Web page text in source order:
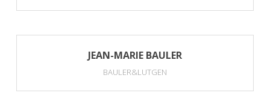
JEAN-MARIE BAULER
BAULER&LUTGEN